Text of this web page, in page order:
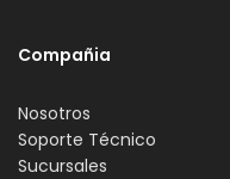
Compañia
Nosotros
Soporte Técnico
Sucursales